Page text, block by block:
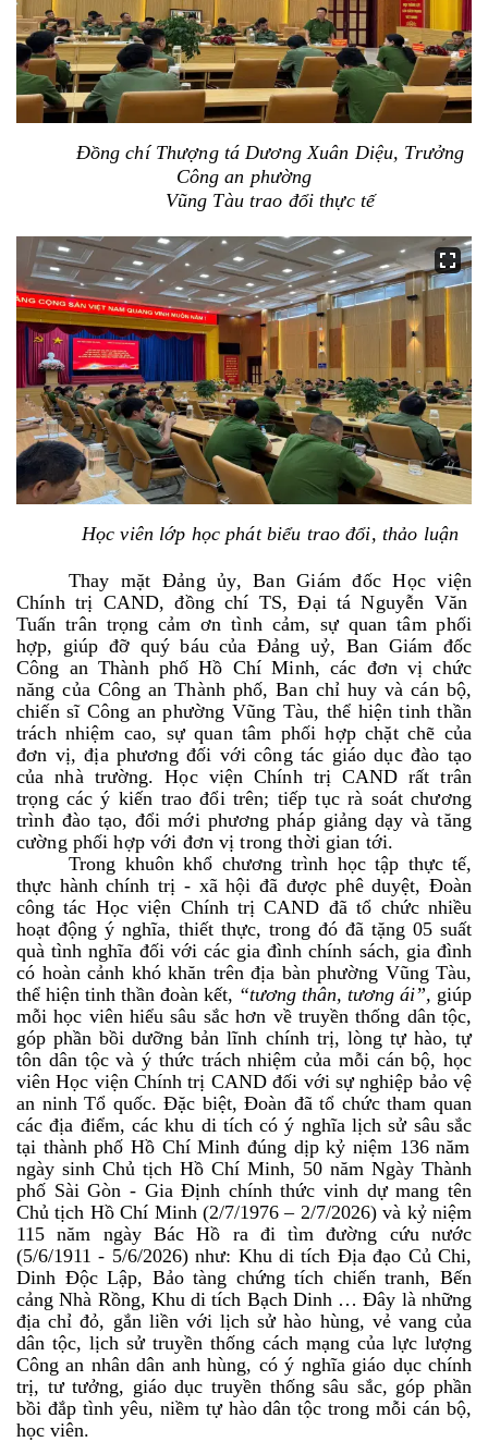
Đồng chí Thượng tá Dương Xuân Diệu, Trưởng
Công an phường
Vũng Tàu trao đổi thực tế
Học viên lớp học phát biểu trao đổi, thảo luận
Thay mặt Đảng ủy, Ban Giám đốc Học viện
Chính trị CAND, đồng chí TS, Đại tá Nguyễn Văn
Tuấn trân trọng cảm ơn tình cảm, sự quan tâm phối
hợp, giúp đỡ quý báu của Đảng uỷ, Ban Giám đốc
Công an Thành phố Hồ Chí Minh, các đơn vị chức
năng của Công an Thành phố, Ban chỉ huy và cán bộ,
chiến sĩ Công an phường Vũng Tàu, thể hiện tinh thần
trách nhiệm cao, sự quan tâm phối hợp chặt chẽ của
đơn vị, địa phương đối với công tác giáo dục đào tạo
của nhà trường.Học viện Chính trị CAND rất trân
trọng các ý kiến trao đổi trên; tiếp tụcrà soát chương
trình đào tạo, đổi mới phương pháp giảng dạy và tăng
cường phối hợp với đơn vị trong thời gian tới.
Trong khuôn khổ chương trình học tập thực tế,
thực hành chính trị - xã hội đã được phê duyệt, Đoàn
công tác Học viện Chính trị CAND đã tổ chức nhiều
hoạt động ý nghĩa, thiết thực, trong đó đã tặng 05 suất
quà tình nghĩa đối với các gia đình chính sách, gia đình
có hoàn cảnh khó khăn trên địa bàn phường Vũng Tàu,
thể hiện tinh thần đoàn kết, “tương thân, tương ái”, giúp
mỗi học viên hiểu sâu sắc hơn về truyền thống dân tộc,
góp phần bồi dưỡng bản lĩnh chính trị, lòng tự hào, tự
tôn dân tộc và ý thức trách nhiệm của mỗi cán bộ, học
viên Học viện Chính trị CANDđối với sự nghiệp bảo vệ
an ninh Tổ quốc. Đặc biệt,Đoàn đã tổ chức tham quan
các địa điểm, các khu di tích có ý nghĩa lịch sử sâu sắc
tại thành phố Hồ Chí Minh đúng dịp kỷ niệm 136 năm
ngày sinh Chủ tịch Hồ Chí Minh, 50 năm Ngày Thành
phố Sài Gòn - Gia Định chính thức vinh dự mang tên
Chủ tịch Hồ Chí Minh (2/7/1976 – 2/7/2026) và kỷ niệm
115 năm ngày Bác Hồ ra đi tìm đường cứu nước
(5/6/1911 - 5/6/2026)như: Khu di tích Địa đạo Củ Chi,
Dinh Độc Lập, Bảotàng chứng tích chiến tranh,Bến
cảng Nhà Rồng, Khu di tích Bạch Dinh … Đây là những
địa chỉ đỏ, gắn liền với lịch sử hào hùng, vẻ vang của
dân tộc, lịch sử truyền thống cách mạng của lực lượng
Công an nhân dân anh hùng, có ý nghĩa giáo dục chính
trị, tư tưởng, giáo dục truyền thống sâu sắc, góp phần
bồi đắp tình yêu, niềm tự hào dân tộc trong mỗi cán bộ,
học viên.